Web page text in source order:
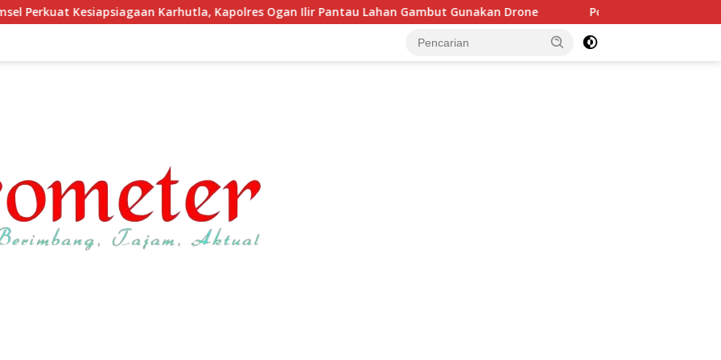
Karhutla, Kapolres Ogan Ilir Pantau Lahan Gambut Gunakan Drone Polda Sumsel Ringkus Buronan Pelaku